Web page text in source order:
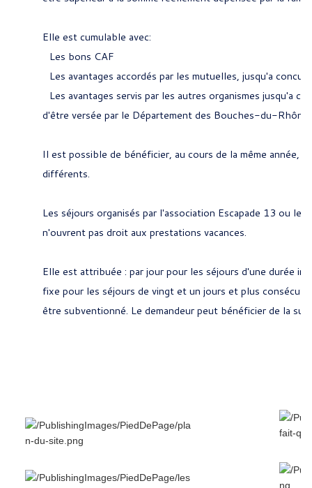
Elle est cumulable avec:
Les bons CAF
Les avantages accordés par les mutuelles, jusqu'a
Les avantages servis par les autres organismes jusqu'a
d'être versée par le Département des Bouches-du-Rhône.
Il est possible de bénéficier, au cours de la même année,
différents.
Les séjours organisés par l'association Escapade 13 ou le
n'ouvrent pas droit aux prestations vacances.
Elle est attribuée : par jour pour les séjours d'une durée
fixe pour les séjours de vingt et un jours et plus
être subventionné. Le demandeur peut bénéficier de la